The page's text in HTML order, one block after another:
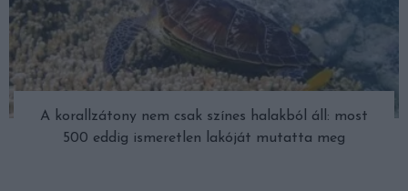
A korallzátony nem csak színes halakból áll: most
500 eddig ismeretlen lakóját mutatta meg